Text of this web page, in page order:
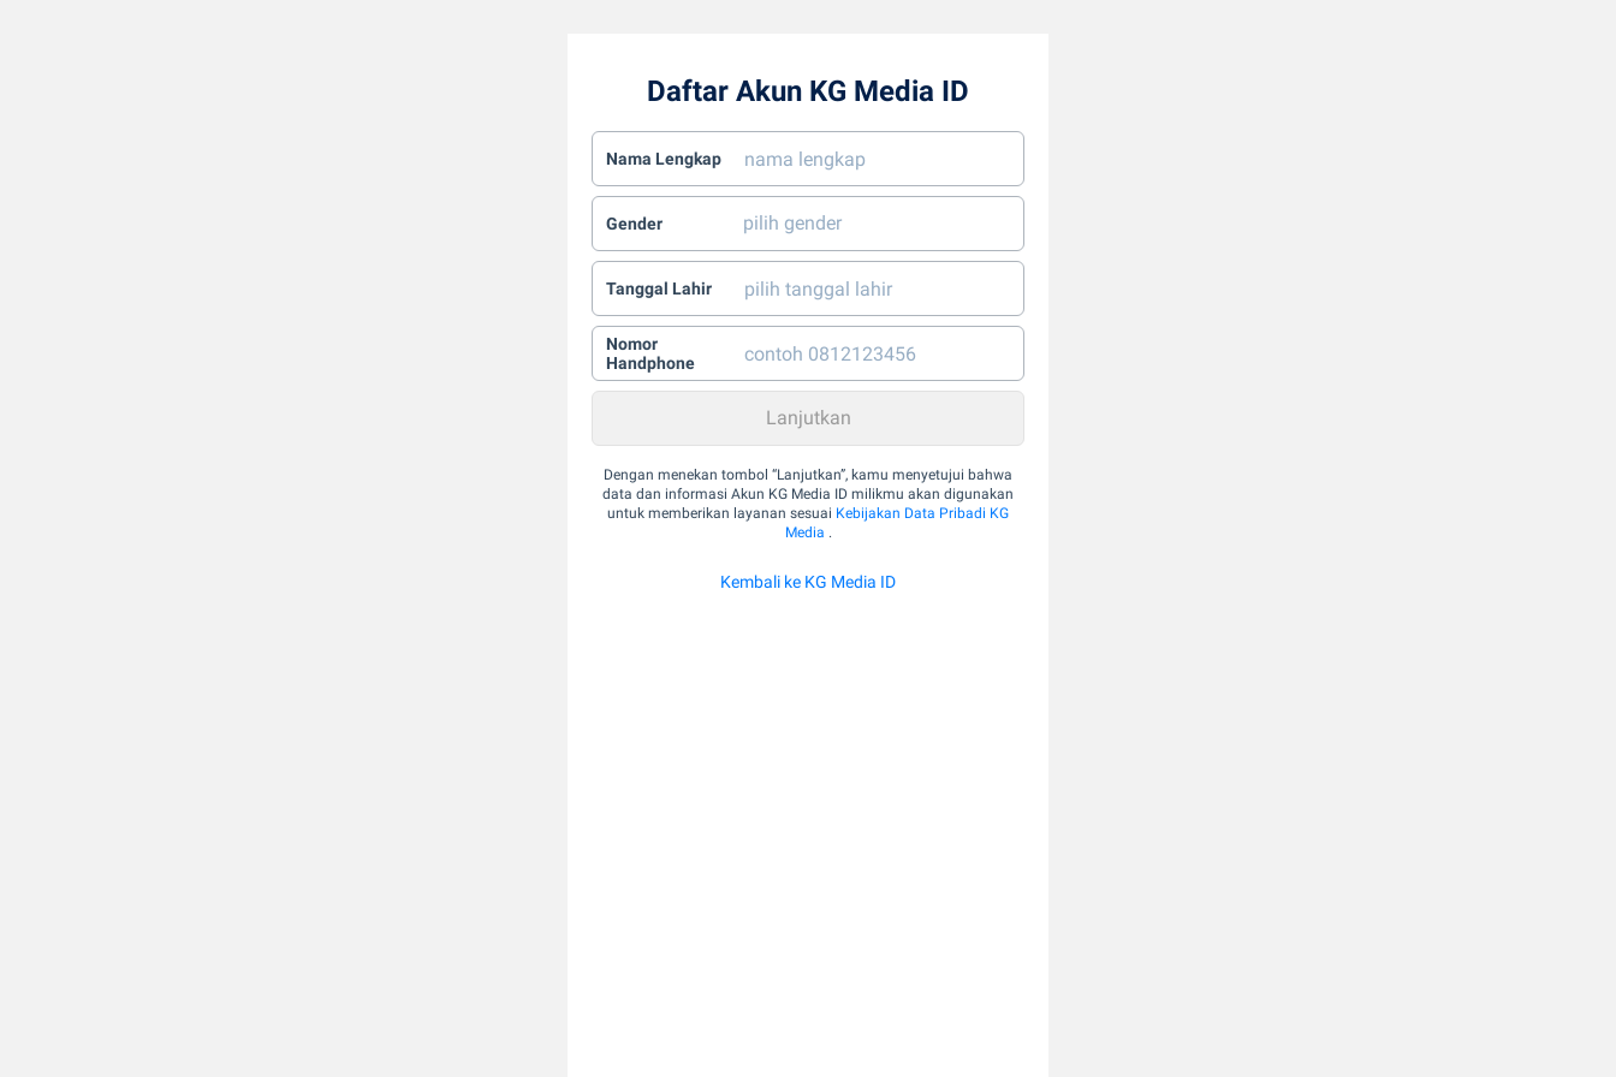
Daftar Akun KG Media ID
Nama Lengkap
Gender
Tanggal Lahir
Nomor
Handphone
Dengan menekan tombol “Lanjutkan”, kamu menyetujui bahwa
data dan informasi Akun KG Media ID milikmu akan digunakan
untuk memberikan layanan sesuai Kebijakan Data Pribadi KG
Media .
Kembali ke KG Media ID